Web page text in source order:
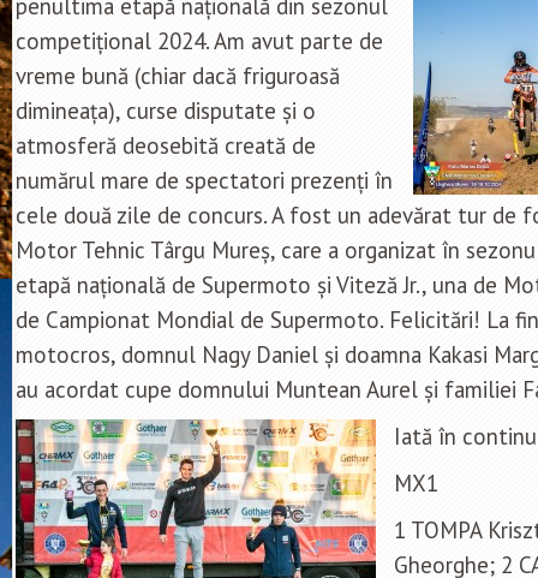
penultima etapă națională din sezonul
competițional 2024. Am avut parte de
vreme bună (chiar dacă friguroasă
dimineața), curse disputate și o
atmosferă deosebită creată de
numărul mare de spectatori prezenți în
cele două zile de concurs. A fost un adevărat tur de
Motor Tehnic Târgu Mureș, care a organizat în
etapă națională de Supermoto și Viteză Jr., una de
de Campionat Mondial de Supermoto. Felicitări! La
motocros, domnul Nagy Daniel și doamna Kakasi
au acordat cupe domnului Muntean Aurel și familiei
Iată în
MX1
1 TOMPA
Gheorghe; 2